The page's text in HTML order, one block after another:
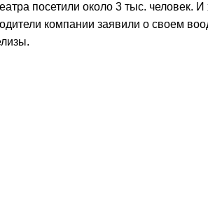
посетили около 3 тыс. человек.
компании заявили о своем